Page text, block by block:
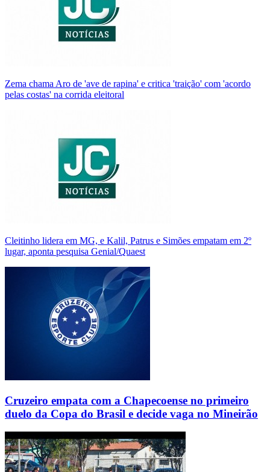
Zema chama Aro de 'ave de rapina' e critica 'traição' com 'acordo
pelas costas' na corrida eleitoral
Cleitinho lidera em MG, e Kalil, Patrus e Simões empatam em 2º
lugar, aponta pesquisa Genial/Quaest
Cruzeiro empata com a Chapecoense no primeiro
duelo da Copa do Brasil e decide vaga no Mineirão